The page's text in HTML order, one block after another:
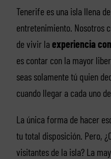
Tenerife es una isla llena
entretenimiento. Nosotros
de vivir la experiencia
es contar con la mayor
seas solamente tú quien
cuando llegar a cada uno
La única forma de hacer
tu total disposición. Pero,
visitantes de la isla? La